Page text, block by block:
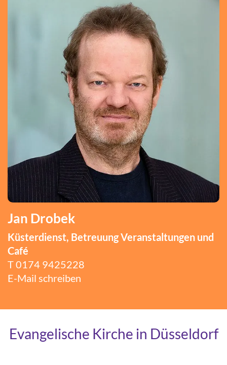
Jan Drobek
Küsterdienst, Betreuung Veranstaltungen und
Café
T0174 9425228
E-Mail schreiben
Evangelische Kirche in Düsseldorf